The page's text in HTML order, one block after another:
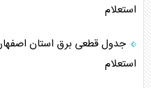
استعلام
استعلام